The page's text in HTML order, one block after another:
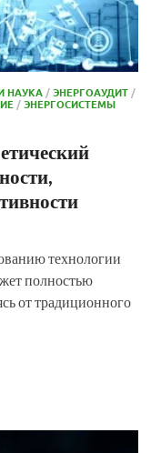
НАУКА /ЭНЕРГОАУДИТ /
/ЭНЕРГОСИСТЕМЫ
технологии
полностью
от традиционного